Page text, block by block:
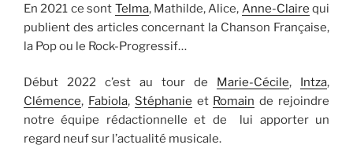
En 2021 ce sont Telma, Mathilde, Alice, Anne-Claire qui
publient des articles concernant la Chanson Française,
la Pop ou le Rock-Progressif…
Début 2022 c’est au tour de Marie-Cécile, Intza,
Clémence, Fabiola, Stéphanie et Romain de rejoindre
notre équipe rédactionnelle et de lui apporter un
regard neuf sur l’actualité musicale.